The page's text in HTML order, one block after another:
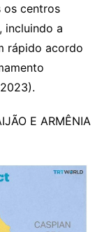
os centros
incluindo a
rápido acordo
E ARMÊNIA